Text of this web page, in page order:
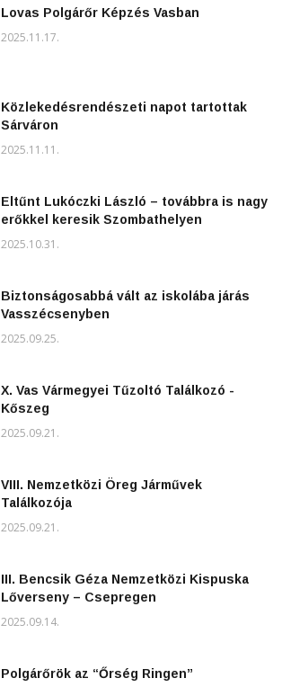
Lovas Polgárőr Képzés Vasban
2025.11.17.
Közlekedésrendészeti napot tartottak
Sárváron
2025.11.11.
Eltűnt Lukóczki László – továbbra is nagy
erőkkel keresik Szombathelyen
2025.10.31.
Biztonságosabbá vált az iskolába járás
Vasszécsenyben
2025.09.25.
X. Vas Vármegyei Tűzoltó Találkozó -
Kőszeg
2025.09.21.
VIII. Nemzetközi Öreg Járművek
Találkozója
2025.09.21.
III. Bencsik Géza Nemzetközi Kispuska
Lőverseny – Csepregen
2025.09.14.
Polgárőrök az “Őrség Ringen”